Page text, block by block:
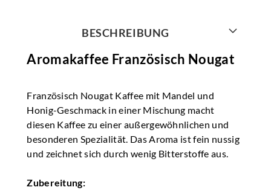
BESCHREIBUNG
Aromakaffee Französisch Nougat
Französisch Nougat Kaffee mit Mandel und
Honig-Geschmack in einer Mischung macht
diesen Kaffee zu einer außergewöhnlichen und
besonderen Spezialität. Das Aroma ist fein nussig
und zeichnet sich durch wenig Bitterstoffe aus.
Zubereitung: